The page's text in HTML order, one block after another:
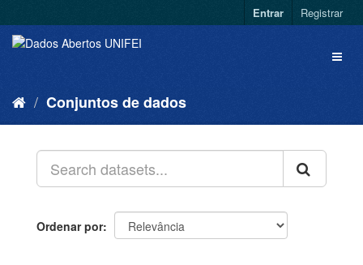
Entrar Registrar
Conjuntos de dados
Ordenar por